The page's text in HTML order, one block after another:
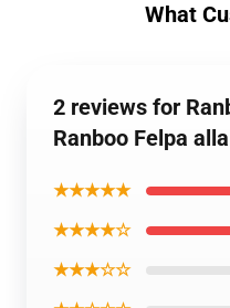
What
2 reviews for
Ranboo Felpa
★★★★★
★★★★☆
★★★☆☆